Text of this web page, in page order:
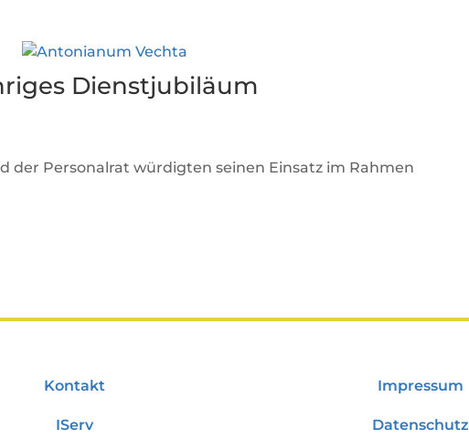
Dienstjubiläum
der Personalrat würdigten seinen Einsatz im Rahmen
Kontakt
IServ
Impressum
Datenschutz